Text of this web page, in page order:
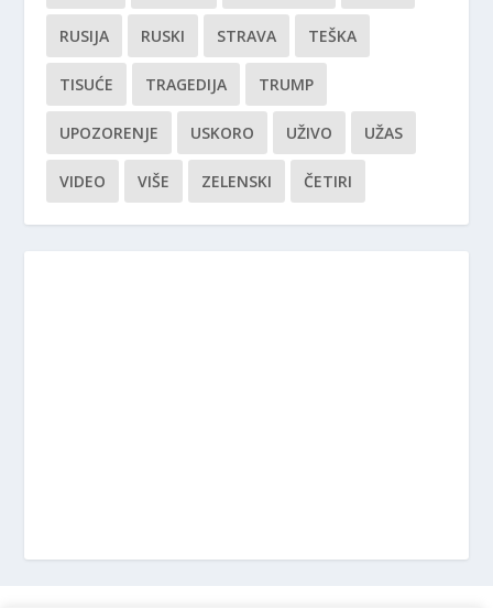
RUSIJA RUSKI STRAVA TEŠKA
TISUĆE TRAGEDIJA TRUMP
UPOZORENJE USKORO UŽIVO UŽAS
VIDEO VIŠE ZELENSKI ČETIRI